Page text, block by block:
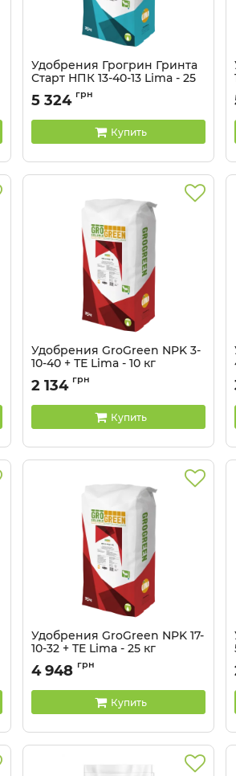
Удобрения Грогрин Гринта
Старт НПК 13-40-13 Lima - 25
Артикул:
5 324 грн
Купить
Удобрения GroGreen NPK 3-
10-40 + ТЕ Lima - 10 кг
Артикул: 32041319
2 134 грн
Купить
Удобрения GroGreen NPK 17-
10-32 + TE Lima - 25 кг
Артикул: 32041316
4 948 грн
Купить